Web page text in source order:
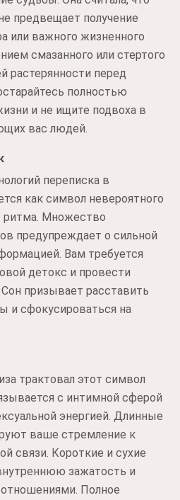
предвещает получение
или важного жизненного
смазанного или стертого
растерянности перед
полностью
и не ищите подвоха в
вас людей.
переписка в
как символ невероятного
ритма. Множество
предупреждает о сильной
Вам требуется
детокс и провести
призывает расставить
и сфокусироваться на
трактовал этот символ
с интимной сферой
энергией. Длинные
ваше стремление к
связи. Короткие и сухие
зажатость и
Полное